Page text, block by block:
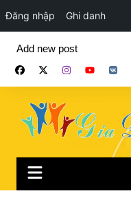
Đăng nhập Ghi danh
phần
Add new post